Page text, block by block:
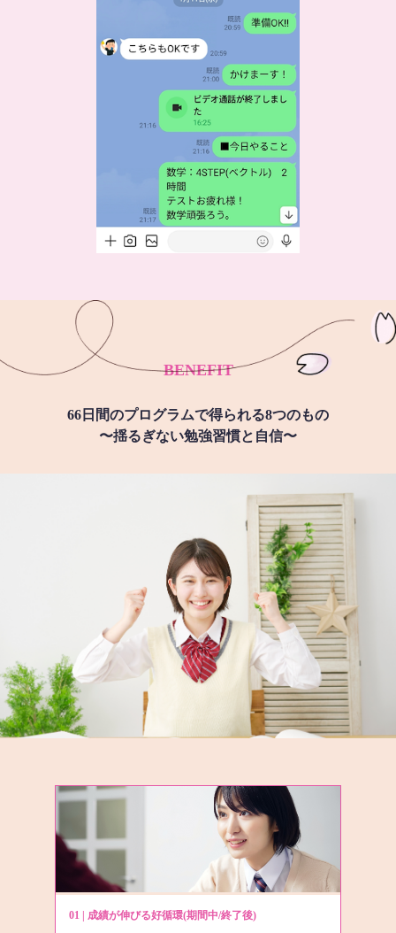
BENEFIT
66日間のプログラムで得られる8つのもの
〜揺るぎない勉強習慣と自信〜
01 | 成績が伸びる好循環(期間中/終了後)